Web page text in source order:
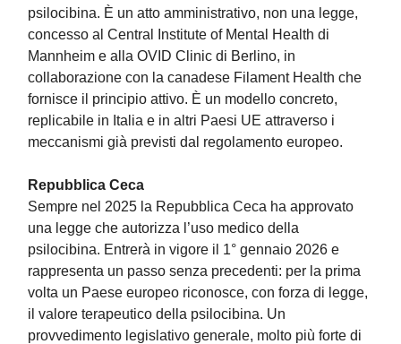
psilocibina. È un atto amministrativo, non una legge,
concesso al Central Institute of Mental Health di
Mannheim e alla OVID Clinic di Berlino, in
collaborazione con la canadese Filament Health che
fornisce il principio attivo. È un modello concreto,
replicabile in Italia e in altri Paesi UE attraverso i
meccanismi già previsti dal regolamento europeo.
Repubblica Ceca
Sempre nel 2025 la Repubblica Ceca ha approvato
una legge che autorizza l’uso medico della
psilocibina. Entrerà in vigore il 1° gennaio 2026 e
rappresenta un passo senza precedenti: per la prima
volta un Paese europeo riconosce, con forza di legge,
il valore terapeutico della psilocibina. Un
provvedimento legislativo generale, molto più forte di